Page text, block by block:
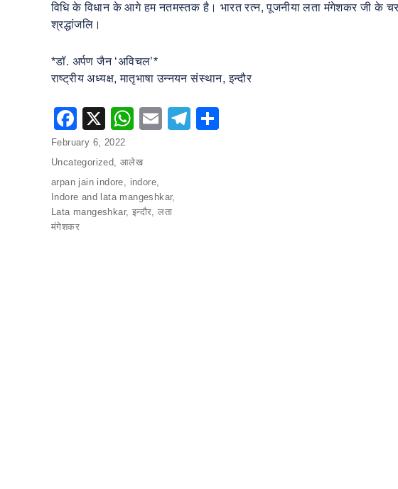
विधि के विधान के आगे हम नतमस्तक है। भारत रत्न, पूजनीया लता मंगेशकर जी के
श्रद्धांजलि।
*डॉ. अर्पण जैन ‘अविचल’*
राष्ट्रीय अध्यक्ष, मातृभाषा उन्नयन संस्थान, इन्दौर
F
a
c
e
b
o
X
W
at
s
A
E
T
Posted
on
February 6, 2022
Categories
Uncategorized ,आलेख
Tags
arpan jain indore indore
Indore and lata mangeshkar,
Lata mangeshkar, इन्दौर ,लता
मंगेशकर